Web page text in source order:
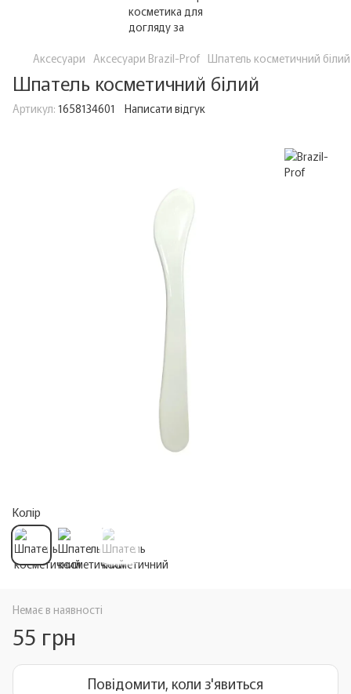
Аксесуари Аксесуари Brazil-Prof Шпатель косметичний білий
Шпатель косметичний білий
Артикул: 1658134601 Написати відгук
Колір
Немає в наявності
55 грн
Повідомити, коли з'явиться